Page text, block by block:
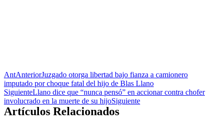
AntAnteriorJuzgado otorga libertad bajo fianza a camionero
imputado por choque fatal del hijo de Blas Llano
SiguienteLlano dice que “nunca pensó” en accionar contra chofer
involucrado en la muerte de su hijoSiguiente
Artículos Relacionados